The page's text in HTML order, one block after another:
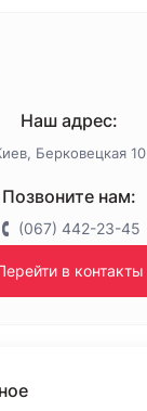
Наш адрес:
Берковецкая 10
Позвоните нам:
(067) 442-23-45
в контакты